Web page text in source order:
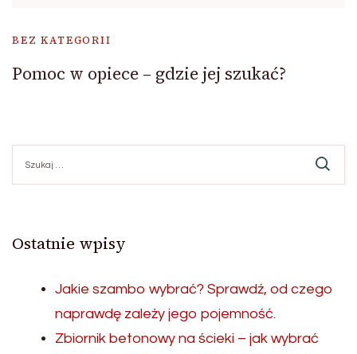
BEZ KATEGORII
Pomoc w opiece – gdzie jej szukać?
Ostatnie wpisy
Jakie szambo wybrać? Sprawdź, od czego
naprawdę zależy jego pojemność.
Zbiornik betonowy na ścieki – jak wybrać